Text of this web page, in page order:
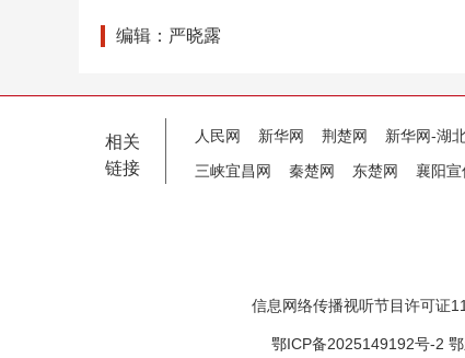
编辑：严晓露
相关
链接
人民网 新华网 荆楚网 新华网-湖
三峡宜昌网
秦楚网 东楚网 襄阳宣
信息网络传播视听节目许可证
鄂ICP备2025149192号-2